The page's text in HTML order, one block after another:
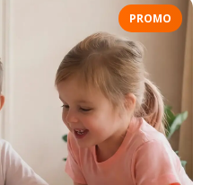
PROMO